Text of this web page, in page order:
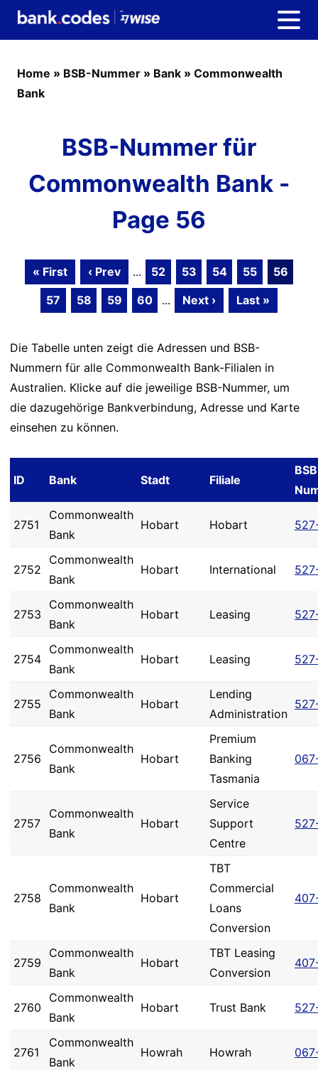
Home » BSB-Nummer » Bank » Commonwealth
Bank
BSB-Nummer für
Commonwealth Bank -
Page 56
« First ‹ Prev ... 52 53 54 55
56
57
58 59 60 ... Next › Last »
Die Tabelle unten zeigt die Adressen und BSB-
Nummern für alle Commonwealth Bank-Filialen in
Australien. Klicke auf die jeweilige BSB-Nummer, um
die dazugehörige Bankverbindung, Adresse und Karte
einsehen zu können.
ID Bank Stadt Filiale
2751
Commonwealth
Bank
Hobart Hobart
2752
Commonwealth
Bank
Hobart International
2753
Commonwealth
Bank
Hobart Leasing
2754
Commonwealth
Bank
Hobart Leasing
2755
Commonwealth
Bank
Hobart
Lending
Administration
2756
Commonwealth
Bank
Hobart
Premium
Banking
Tasmania
2757
Commonwealth
Bank
Hobart
Service
Support
Centre
2758
Commonwealth
Bank
Hobart
TBT
Commercial
Loans
Conversion
2759
Commonwealth
Bank
Hobart
TBT Leasing
Conversion
2760
Commonwealth
Bank
Hobart Trust Bank
2761
Commonwealth
Bank
Howrah Howrah